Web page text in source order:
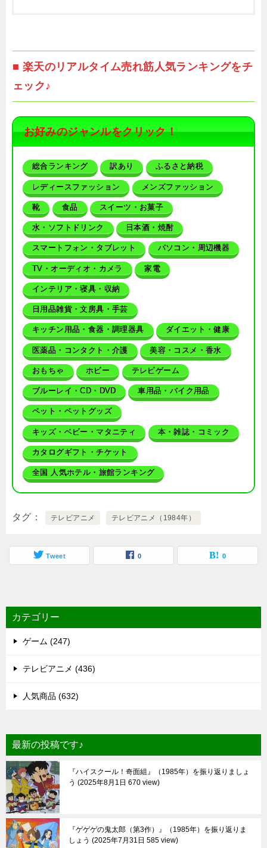
■ 楽天のリアルタイム売れ筋人気ランキングをチ
ェック♪
お好みのジャンルをクリック！
総合ランキング 訳あり ふるさと納税
レディースファッション メンズファッション
靴 食品 スイーツ・お菓子
水・ソフトドリンク 日本酒・焼酎
スマートフォン・タブレット パソコン・周辺機器
TV・オーディオ・カメラ 家電
インテリア・寝具・収納
日用品雑貨・文房具・手芸
キッチン用品・食器・調理器具 ダイエット・健康
医薬品・コンタクト・介護 美容・コスメ・香水
おもちゃ ホビー テレビゲーム
ブルーレイ・CD・DVD 車用品・バイク用品
ペット・ペットグッズ
キッズ・ベビー・マタニティ 本・雑誌・コミック
カタログギフト・チケット
全国 人気ホテル・旅館ランキング
タグ テレビアニメ テレビアニメ（1984年）
Tweet 0 0
カテゴリー
ゲーム (247)
テレビアニメ (436)
人気商品 (632)
最新の投稿です♪
『ハイスクール！奇面組』（1985年）を振り返りましょ
う
2025年8月1日 670 view
『ゲゲゲの鬼太郎（第3作）』（1985年）を振り返りま
しょう
2025年7月31日 585 view